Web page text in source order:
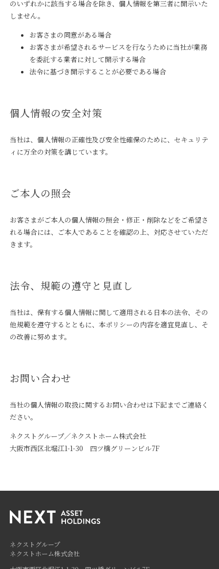
のいずれかに該当する場合を除き、個人情報を第三者に開示いた
しません。
お客さまの同意がある場合
お客さまが希望されるサービスを行なうために当社が業務
を委託する業者に対して開示する場合
法令に基づき開示することが必要である場合
個人情報の安全対策
当社は、個人情報の正確性及び安全性確保のために、セキュリテ
ィに万全の対策を講じています。
ご本人の照会
お客さまがご本人の個人情報の照会・修正・削除などをご希望さ
れる場合には、ご本人であることを確認の上、対応させていただ
きます。
法令、規範の遵守と見直し
当社は、保有する個人情報に関して適用される日本の法令、その
他規範を遵守するとともに、本ポリシーの内容を適宜見直し、そ
の改善に努めます。
お問い合わせ
当社の個人情報の取扱に関するお問い合わせは下記までご連絡く
ださい。
ネクストグループ／ネクストホーム株式会社
大阪市西区北堀江1-1-30 四ツ橋グリーンビル7F
ネクストグループ
ネクストホーム株式会社